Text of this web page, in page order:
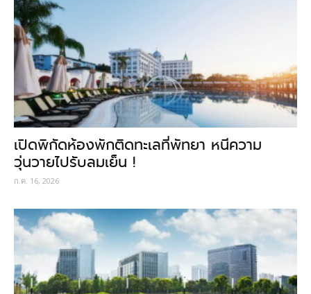
เปิดพิกัดห้องพักติดทะเลที่พัทยา หนีความ
วุ่นวายไปรับลมเย็น !
ก.ค. 16, 2026